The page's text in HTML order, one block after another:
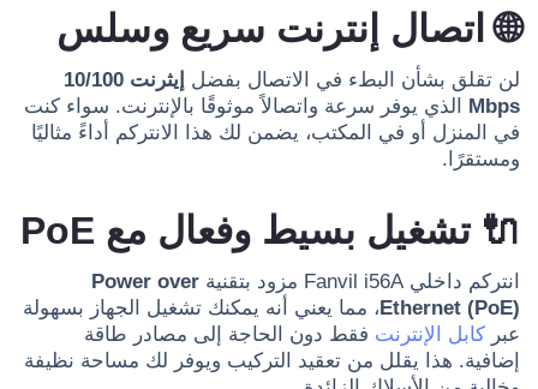
🌐 اتصال إنترنت سريع وسلس
لن تقلق بشأن البطء في الاتصال بفضل
إيثرنت 10/100
Mbps الذي يوفر سرعة واتصالاً موثوقًا بالإنترنت. سواء كنت
في المنزل أو في المكتب، يضمن لك هذا الانتركم أداءً مثاليًا
ومستقرًا.
🔌تشغيل بسيط وفعال مع PoE
انتركم داخلي Fanvil i56A مزود بتقنية
Power over
Ethernet (PoE)، مما يعني أنه يمكنك تشغيل الجهاز بسهولة
عبر كابل الإنترنت فقط دون الحاجة إلى مصادر طاقة
إضافية. هذا يقلل من تعقيد التركيب ويوفر لك مساحة نظيفة